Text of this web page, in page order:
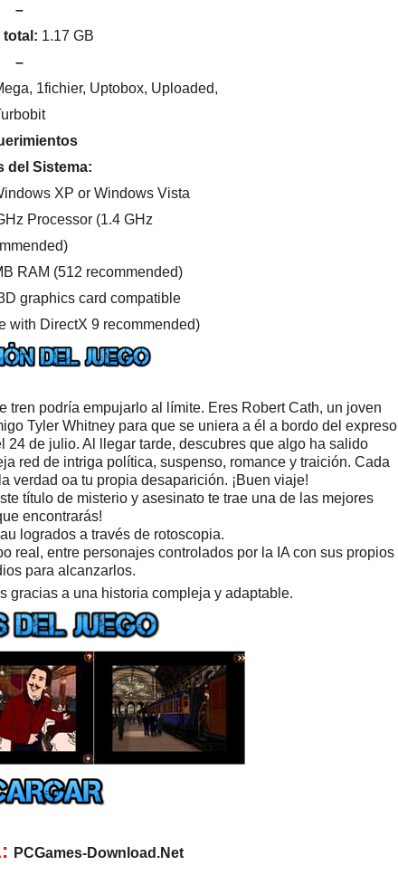
–
total: 1.17 GB
–
1fichier, Uptobox, Uploaded,
del Sistema:
XP or Windows Vista
Processor (1.4 GHz
RAM (512 recommended)
graphics card compatible
with DirectX 9 recommended)
tren podría empujarlo al límite. Eres Robert Cath, un joven
Tyler Whitney para que se uniera a él a bordo del expreso
24 de julio. Al llegar tarde, descubres que algo ha salido
red de intriga política, suspenso, romance y traición. Cada
verdad oa tu propia desaparición. ¡Buen viaje!
título de misterio y asesinato te trae una de las mejores
encontrarás!
logrados a través de rotoscopia.
real, entre personajes controlados por la IA con sus propios
para alcanzarlos.
gracias a una historia compleja y adaptable.
PCGames-Download.Net